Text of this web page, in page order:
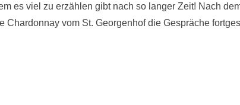
es viel zu erzählen gibt nach so langer Zeit! Nach
Chardonnay vom St. Georgenhof die Gespräche